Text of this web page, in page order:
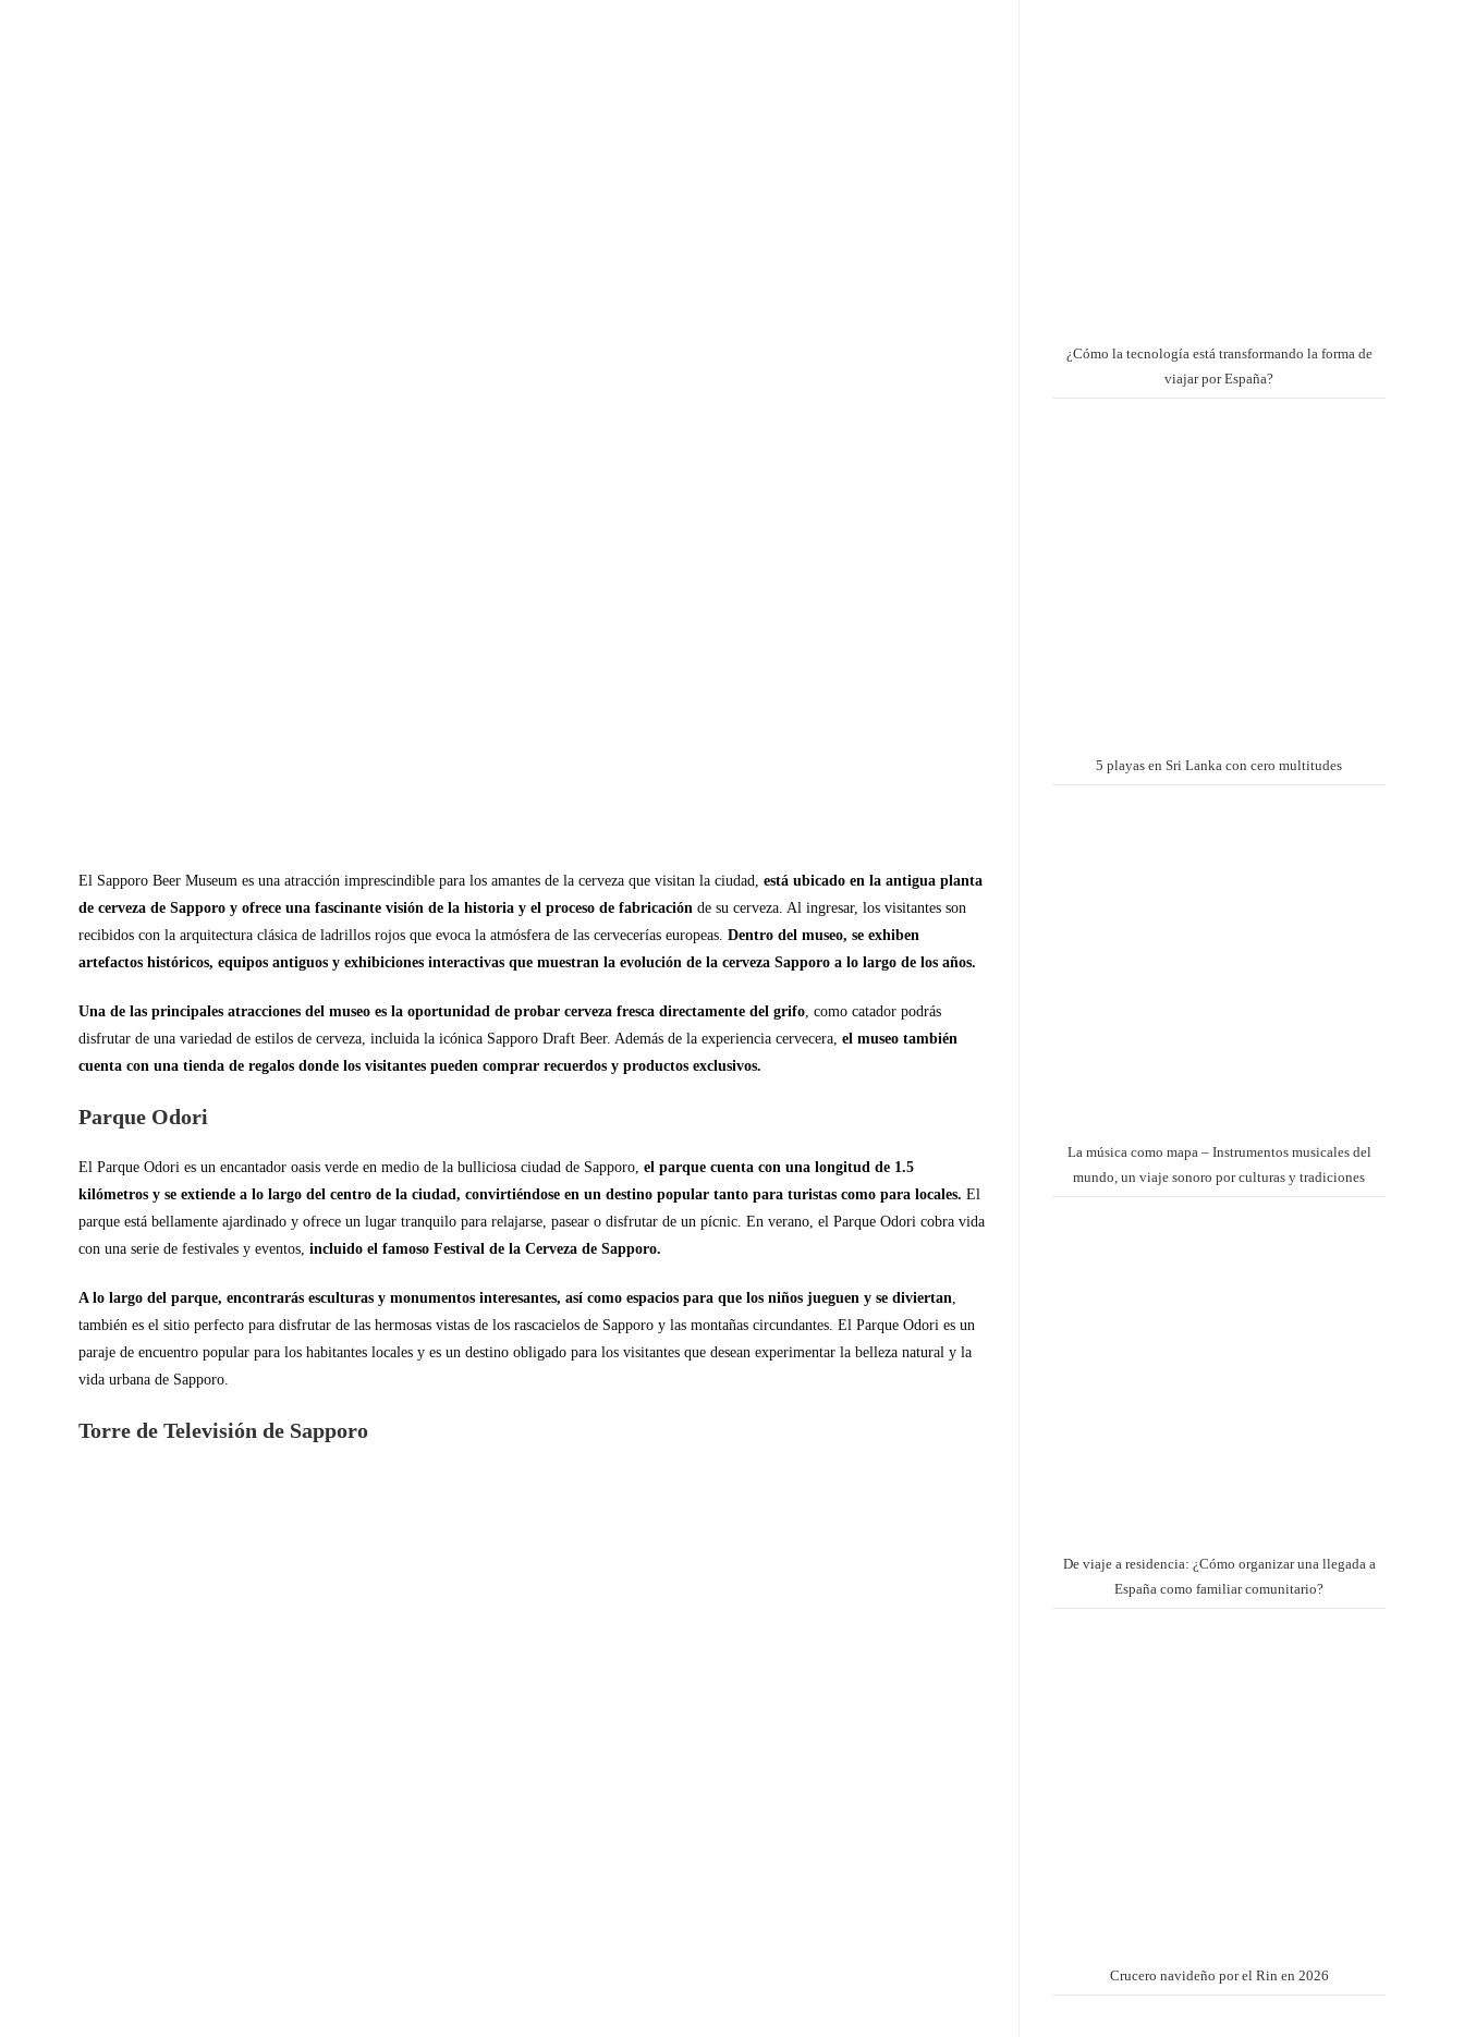
El Sapporo Beer Museum es una atracción imprescindible para los amantes de la cerveza que visitan la ciudad, está ubicado en la antigua planta
de cerveza de Sapporo y ofrece una fascinante visión de la historia y el proceso de fabricación de su cerveza. Al ingresar, los visitantes son
recibidos con la arquitectura clásica de ladrillos rojos que evoca la atmósfera de las cervecerías europeas. Dentro del museo, se exhiben
artefactos históricos, equipos antiguos y exhibiciones interactivas que muestran la evolución de la cerveza Sapporo a lo largo de los años.
Una de las principales atracciones del museo es la oportunidad de probar cerveza fresca directamente del grifo, como catador podrás
disfrutar de una variedad de estilos de cerveza, incluida la icónica Sapporo Draft Beer. Además de la experiencia cervecera, el museo también
cuenta con una tienda de regalos donde los visitantes pueden comprar recuerdos y productos exclusivos.
Parque Odori
El Parque Odori es un encantador oasis verde en medio de la bulliciosa ciudad de Sapporo, el parque cuenta con una longitud de 1.5
kilómetros y se extiende a lo largo del centro de la ciudad, convirtiéndose en un destino popular tanto para turistas como para locales. El
parque está bellamente ajardinado y ofrece un lugar tranquilo para relajarse, pasear o disfrutar de un pícnic. En verano, el Parque Odori cobra vida
con una serie de festivales y eventos, incluido el famoso Festival de la Cerveza de Sapporo.
A lo largo del parque, encontrarás esculturas y monumentos interesantes, así como espacios para que los niños jueguen y se diviertan,
también es el sitio perfecto para disfrutar de las hermosas vistas de los rascacielos de Sapporo y las montañas circundantes. El Parque Odori es un
paraje de encuentro popular para los habitantes locales y es un destino obligado para los visitantes que desean experimentar la belleza natural y la
vida urbana de Sapporo.
Torre de Televisión de Sapporo
¿Cómo la tecnología está transformando la forma de
viajar por España?
5 playas en Sri Lanka con cero multitudes
La música como mapa – Instrumentos musicales del
mundo, un viaje sonoro por culturas y tradiciones
De viaje a residencia: ¿Cómo organizar una llegada a
España como familiar comunitario?
Crucero navideño por el Rin en 2026